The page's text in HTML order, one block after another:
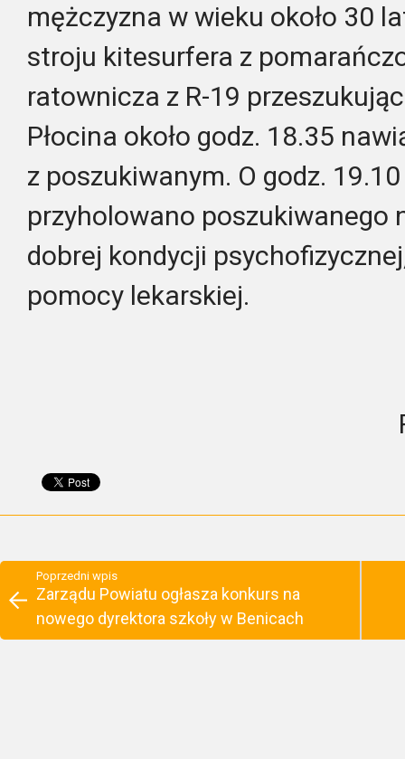
mężczyzna w wieku około 30
stroju kitesurfera z
ratownicza z R-19
Płocina około godz. 18.35
z poszukiwanym. O godz.
przyholowano poszukiwanego
dobrej kondycji
pomocy lekarskiej.
Poprzedni wpis
Zarządu Powiatu ogłasza konkurs na
nowego dyrektora szkoły w Benicach